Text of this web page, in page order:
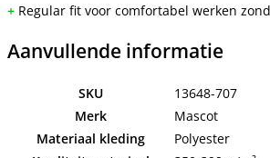
+ Regular fit voor comfortabel werken
Aanvullende informatie
SKU
13648-707
Merk
Mascot
Materiaal kleding
Polyester